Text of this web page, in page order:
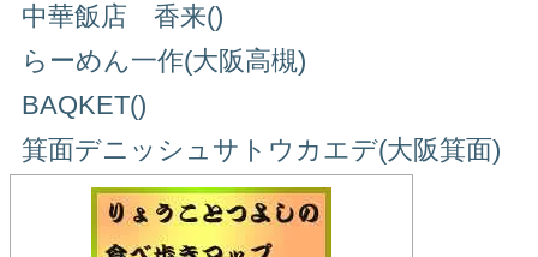
中華飯店 香来()
らーめん一作(大阪高槻)
BAQKET()
箕面デニッシュサトウカエデ(大阪箕面)